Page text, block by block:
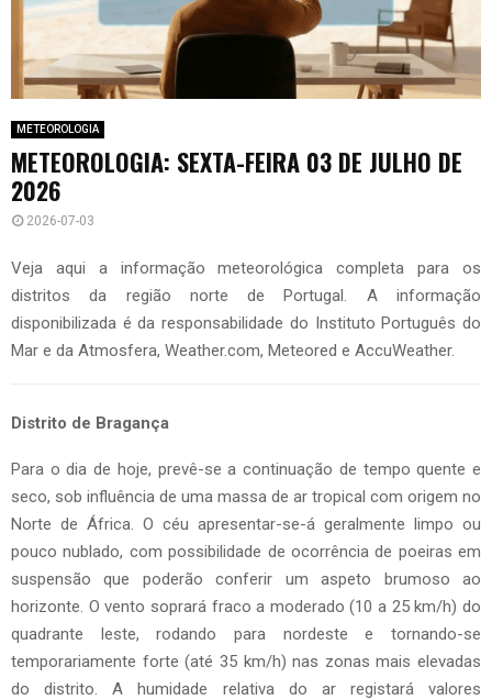
METEOROLOGIA
METEOROLOGIA: SEXTA-FEIRA 03 DE JULHO DE
2026
2026-07-03
Veja aqui a informação meteorológica completa para os
distritos da região norte de Portugal. A informação
disponibilizada é da responsabilidade do Instituto Português do
Mar e da Atmosfera, Weather.com, Meteored e AccuWeather.
Distrito de Bragança
Para o dia de hoje, prevê-se a continuação de tempo quente e
seco, sob influência de uma massa de ar tropical com origem no
Norte de África. O céu apresentar-se-á geralmente limpo ou
pouco nublado, com possibilidade de ocorrência de poeiras em
suspensão que poderão conferir um aspeto brumoso ao
horizonte. O vento soprará fraco a moderado (10 a 25 km/h) do
quadrante leste, rodando para nordeste e tornando-se
temporariamente forte (até 35 km/h) nas zonas mais elevadas
do distrito. A humidade relativa do ar registará valores